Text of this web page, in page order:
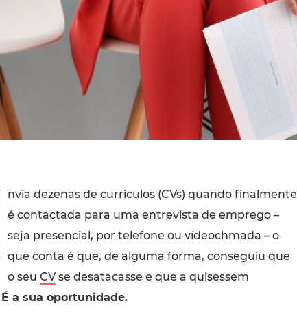
nvia dezenas de currículos (CVs) quando finalmente
é contactada para uma entrevista de emprego –
seja presencial, por telefone ou vídeochmada – o
que conta é que, de alguma forma, conseguiu que
o seu CVse desatacasse e que a quisessem
É a sua oportunidade.